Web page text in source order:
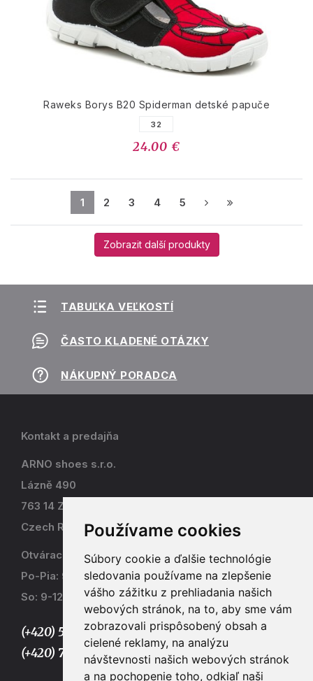
Používame cookies
Súbory cookie a ďalšie technológie
sledovania používame na zlepšenie
vášho zážitku z prehliadania našich
webových stránok, na to, aby sme vám
zobrazovali prispôsobený obsah a
cielené reklamy, na analýzu
návštevnosti našich webových stránok
a na pochopenie toho, odkiaľ naši
Raweks Borys B20 Spiderman detské papuče
32
24.00 €
1 2 3 4 5
Zobrazit další produkty
TABUĽKA VEĽKOSTÍ
ČASTO KLADENÉ OTÁZKY
NÁKUPNÝ PORADCA
Kontakt a predajňa
ARNO shoes s.r.o.
Lázně 490
763 14 Zlín - Kostelec
Czech Republic
Otváracia doba
Po-Pia: 9-17
So: 9-12
(+420) 577 915 036,
(+420) 773 667 390